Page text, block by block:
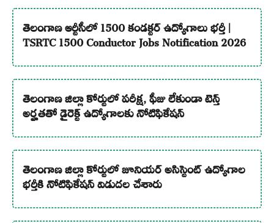
తెలంగాణ ఆర్టీసీలో 1500 కండక్టర్ ఉద్యోగాలు భర్తీ |
TSRTC 1500 Conductor Jobs Notification 2026
తెలంగాణ జిల్లా కోర్టులో పరీక్ష, ఫీజు లేకుండా టెన్త్
అర్హతతో డైరెక్ట్ ఉద్యోగాలకు నోటిఫికేషన్
తెలంగాణ జిల్లా కోర్టులో జూనియర్ అసిస్టెంట్ ఉద్యోగాల
భర్తీకి నోటిఫికేషన్ విడుదల చేశారు